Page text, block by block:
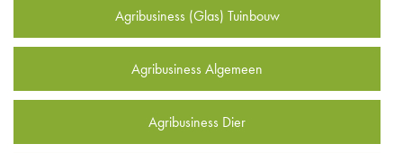
Agribusiness (Glas) Tuinbouw
Agribusiness Algemeen
Agribusiness Dier